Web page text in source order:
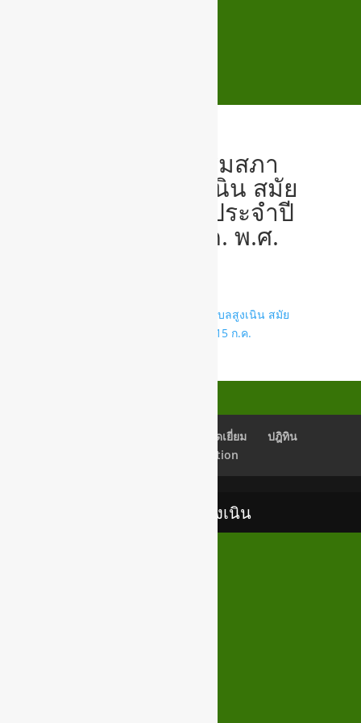
รายงานการประชุมสภา
เทศบาลตำบลสูงเนิน สมัย
วิสามัญ สมัยที่ 1 ประจำปี
2567 วันที่ 15 ก.ค. พ.ศ.
18รายงานการประชุมสภาเทศบาลตำบลสูงเนิน สมัย
วิสามัญ สมัยที่ 1 ประจำปี 2567 วันที่ 15 ก.ค.
สมุดเยี่ยม
ปฎิทิน
Newsletter Subscription
เทศบาลตำบลสูงเนิน